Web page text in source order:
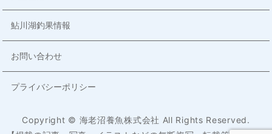
鮎川湖釣果情報
お問い合わせ
プライバシーポリシー
Copyright © 海老沼養魚株式会社 All Rights Reserved.